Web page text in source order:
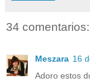
34 comentarios:
Meszara 16
Adoro estos